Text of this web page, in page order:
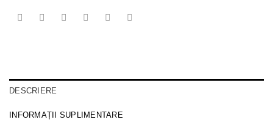
DESCRIERE
INFORMAȚII SUPLIMENTARE